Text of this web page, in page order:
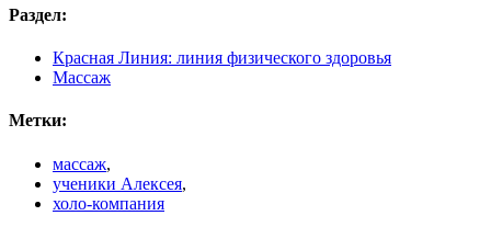
Раздел:
Красная Линия: линия физического здоровья
Массаж
Метки:
массаж,
ученики Алексея,
холо-компания